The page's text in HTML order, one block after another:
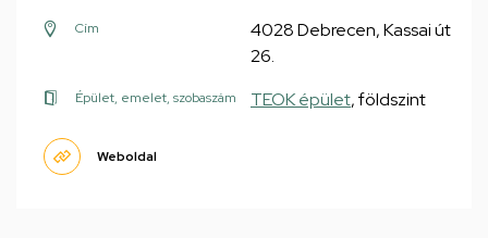
Cím
4028 Debrecen, Kassai út
26.
Épület, emelet, szobaszám TEOK épület, földszint
Weboldal